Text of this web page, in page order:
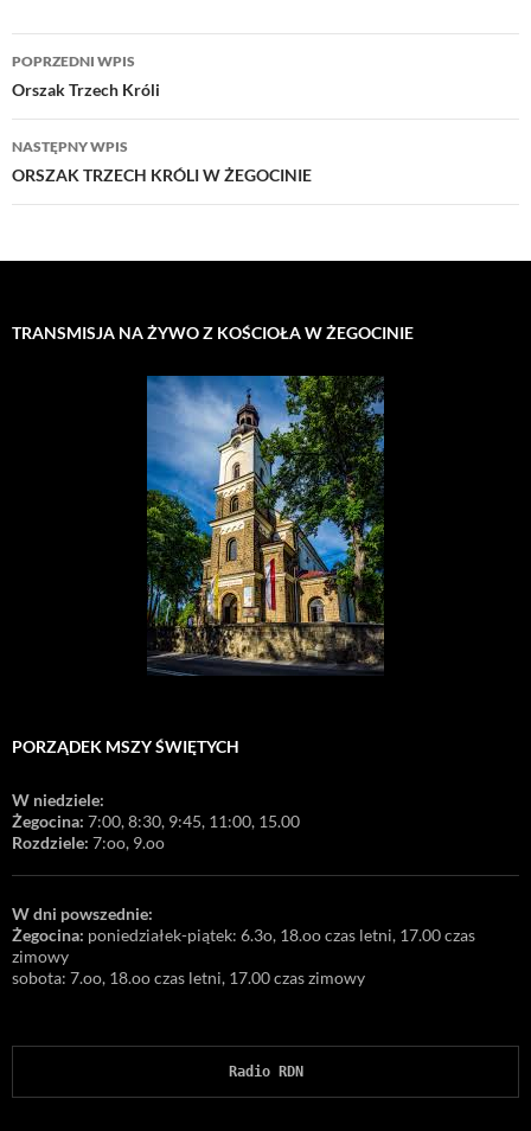
Nawigacja
wpisu
POPRZEDNI WPIS
Orszak Trzech Króli
NASTĘPNY WPIS
ORSZAK TRZECH KRÓLI W ŻEGOCINIE
TRANSMISJA NA ŻYWO Z KOŚCIOŁA W ŻEGOCINIE
PORZĄDEK MSZY ŚWIĘTYCH
W niedziele:
Żegocina: 7:00, 8:30, 9:45, 11:00, 15.00
Rozdziele: 7:oo, 9.oo
W dni powszednie:
Żegocina: poniedziałek-piątek: 6.3o, 18.oo czas letni, 17.00 czas
zimowy
sobota: 7.oo, 18.oo czas letni, 17.00 czas zimowy
Radio RDN